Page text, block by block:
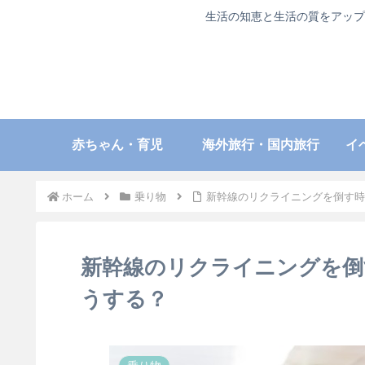
生活の知恵と生活の質をアッ
赤ちゃん・育児 海外旅行・国内旅行 イ
ホーム 乗り物 新幹線のリクライニングを倒す
新幹線のリクライニングを
うする？